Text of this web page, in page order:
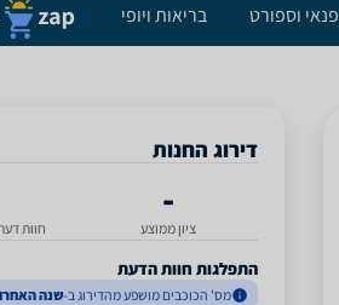
פנאי וספורט בריאות ויופי
דירוג החנות
-
ציון ממוצע חוות
התפלגות חוות הדעת
מס' הכוכבים מושפע מהדירוג ב-שנה